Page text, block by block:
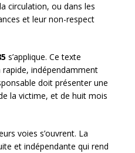
circulation, ou dans les
et leur non-respect
s’applique. Ce texte
indépendamment
doit présenter une
la victime, et de huit mois
voies s’ouvrent. La
et indépendante qui rend